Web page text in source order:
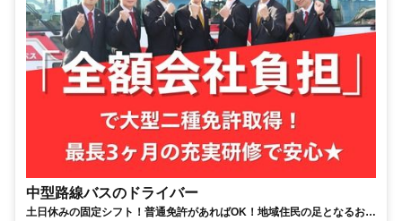
中型路線バスのドライバー
土日休みの固定シフト！普通免許があればOK！地域住民の足となるお仕